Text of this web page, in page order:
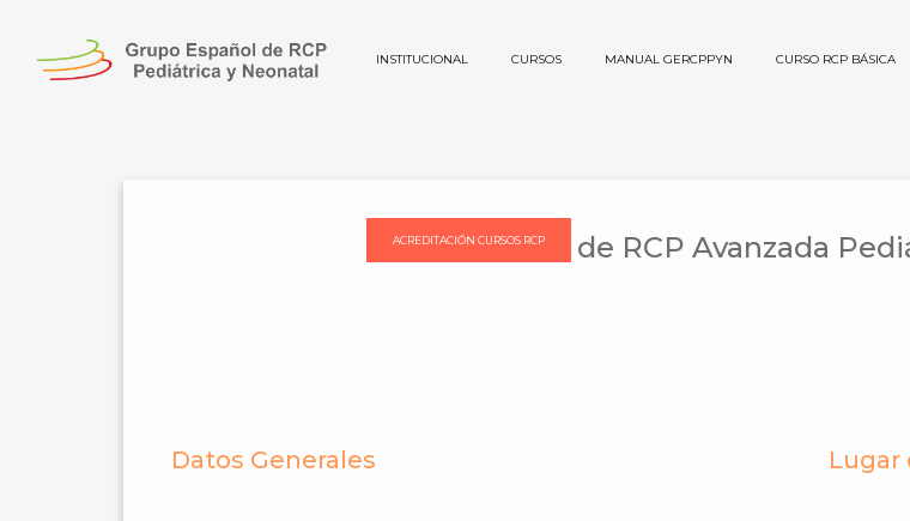
INSTITUCIONAL CURSOS MANUAL GERCPPYN CURSO RCP BÁSICA
ACREDITACIÓN CURSOS RCP
V Curso de RCP Avanzada
Datos Generales Lugar